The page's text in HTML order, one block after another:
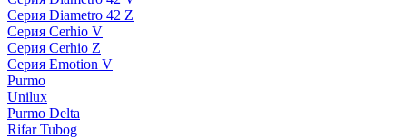
Серия Diametro 42 Z
Серия Cerhio V
Серия Cerhio Z
Серия Emotion V
Purmo
Unilux
Purmo Delta
Rifar Tubog